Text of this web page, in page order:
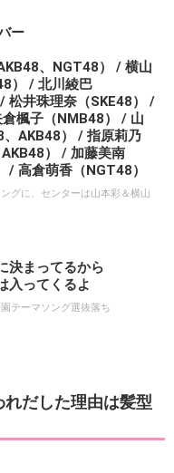
ー
、NGT48） / 横山
） / 北川綾巴
松井珠理奈（SKE48） /
楓子（NMB48） / 山
AKB48） / 指原莉乃
） / 加藤美南
/ 高倉萌香（NGT48）
グに、センターは山本彩＆横山
決まってるから
入ってくるよ
テーマソング選抜落ち
だした理由は髪型